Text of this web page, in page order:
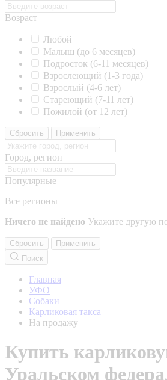
Возраст
Любой
Малыш (до 6 месяцев)
Подросток (6-11 месяцев)
Взрослеющий (1-3 года)
Взрослый (4-6 лет)
Стареющий (7-11 лет)
Пожилой (от 12 лет)
Сбросить Применить
Город, регион
Популярные
Все регионы
Ничего не найдено Укажите другую
Сбросить
Применить
Поиск
Главная
УФО
Собаки
Карликовая такса
На продажу
Купить
Уральском